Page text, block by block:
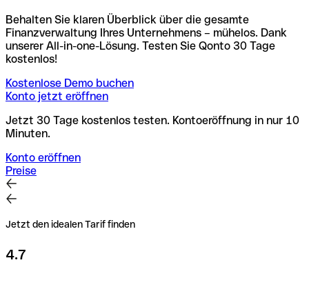
Behalten Sie klaren Überblick über die gesamte
Finanzverwaltung Ihres Unternehmens – mühelos. Dank
unserer All-in-one-Lösung. Testen Sie Qonto 30 Tage
kostenlos!
Kostenlose Demo buchen
Konto jetzt eröffnen
Jetzt 30 Tage kostenlos testen. Kontoeröffnung in nur 10
Minuten.
Konto eröffnen
Preise
Jetzt den idealen Tarif finden
4.7